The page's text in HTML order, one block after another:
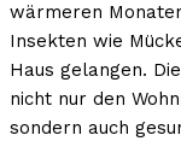
wärmeren
Insekten wie
Haus gelangen.
nicht nur den
sondern auch